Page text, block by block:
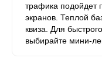
трафика подойдет
экранов. Теплой
квиза. Для
выбирайте мини-